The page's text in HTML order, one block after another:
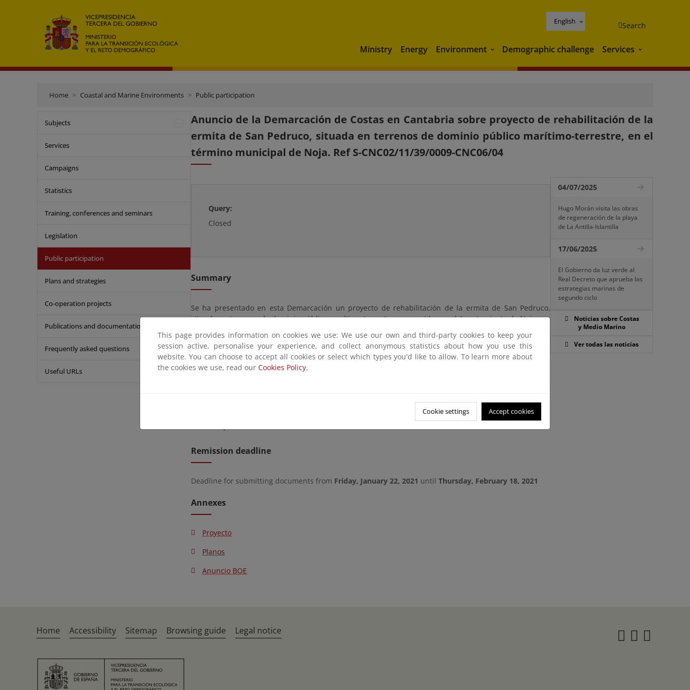
English Search
Ministry Energy Environment Environment
Demographic challenge Services Services
Home Coastal and Marine Environments Public participation
Subjects
Services
Campaigns
Statistics
Training, conferences and seminars
Legislation
Public participation
Plans and strategies
Co-operation projects
Publications and documentation
Frequently asked questions
Useful URLs
Anuncio de la Demarcación de Costas en Cantabria sobre proyecto de rehabilitación de la
ermita de San Pedruco, situada en terrenos de dominio público marítimo-terrestre, en el
término municipal de Noja. Ref S-CNC02/11/39/0009-CNC06/04
Query:
Closed
Summary
Se ha presentado en esta Demarcación un proyecto de rehabilitación de la ermita de San Pedruco,
situada en terrenos de dominio público marítimo-terrestre, promovido por el Ayuntamiento de Noja.
En cumplimiento de lo dispuesto en el artículo 152.8 del Reglamento General de Costas aprobado por
Real Decreto 876/2014, de 10 de octubre, se abre un periodo de información pública, por un plazo de
veinte días, dentro del cual se puede consultar el proyecto presentado y presentar las alegaciones,
observaciones o sugerencias que se estimen pertinentes.
Remission deadline
Deadline for submitting documents from Friday, January 22, 2021 until Thursday, February 18, 2021
Annexes
Proyecto
Planos
Anuncio BOE
04/07/2025
Hugo Morán visita las obras
de regeneración de la playa
de La Antilla-Islantilla
17/06/2025
El Gobierno da luz verde al
Real Decreto que aprueba las
estrategias marinas de
segundo ciclo
Noticias sobre Costas
y Medio Marino
Ver todas las noticias
This page provides information on cookies we use: We use our own and third-party cookies to keep your
session active, personalise your experience, and collect anonymous statistics about how you use this
website. You can choose to accept all cookies or select which types you'd like to allow. To learn more about
the cookies we use, read our Cookies Policy.
Cookie settings Accept cookies
Home Accessibility Sitemap Browsing guide Legal notice Twitter